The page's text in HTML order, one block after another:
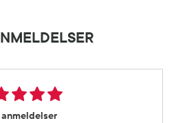
anmeldelser